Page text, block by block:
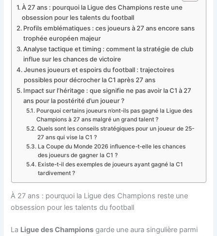
À 27 ans : pourquoi la Ligue des Champions reste une
obsession pour les talents du football
Profils emblématiques : ces joueurs à 27 ans encore sans
trophée européen majeur
Analyse tactique et timing : comment la stratégie de club
influe sur les chances de victoire
Jeunes joueurs et espoirs du football : trajectoires
possibles pour décrocher la C1 après 27 ans
Impact sur l’héritage : que signifie ne pas avoir la C1 à 27
ans pour la postérité d’un joueur ?
Pourquoi certains joueurs n’ont-ils pas gagné la Ligue des
Champions à 27 ans malgré un grand talent ?
Quels sont les conseils stratégiques pour un joueur de 25-
27 ans qui vise la C1 ?
La Coupe du Monde 2026 influence-t-elle les chances
des joueurs de gagner la C1 ?
Existe-t-il des exemples de joueurs ayant gagné la C1
tardivement ?
À 27 ans : pourquoi la Ligue des Champions reste une
obsession pour les talents du football
La Ligue des Champions garde une aura singulière parmi